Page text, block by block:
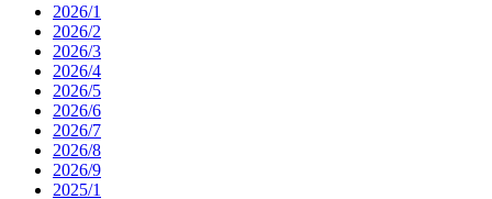
2026/1
2026/2
2026/3
2026/4
2026/5
2026/6
2026/7
2026/8
2026/9
2025/1